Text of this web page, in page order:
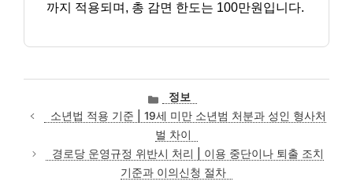
까지 적용되며, 총 감면 한도는 100만원입니다.
카
테
고
리
정보
소년법 적용 기준 | 19세 미만 소년범 처분과 성인 형사처
벌 차이
경로당 운영규정 위반시 처리 | 이용 중단이나 퇴출 조치
기준과 이의신청 절차